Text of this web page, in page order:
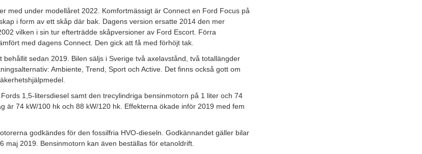
med under modellåret 2022. Komfortmässigt är Connect en Ford Focus på
i form av ett skåp där bak. Dagens version ersatte 2014 den mer
vilken i sin tur efterträdde skåpversioner av Ford Escort. Förra
med dagens Connect. Den gick att få med förhöjt tak.
behållit sedan 2019. Bilen säljs i Sverige två axelavstånd, två totallängder
Ambiente, Trend, Sport och Active. Det finns också gott om
1,5-litersdiesel samt den trecylindriga bensinmotorn på 1 liter och 74
är 74 kW/100 hk och 88 kW/120 hk. Effekterna ökade inför 2019 med fem
godkändes för den fossilfria HVO-dieseln. Godkännandet gäller bilar
maj 2019. Bensinmotorn kan även beställas för etanoldrift.